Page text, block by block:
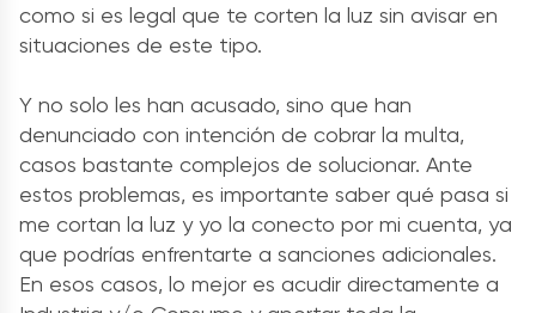
como si es legal que te corten la luz sin avisar en
situaciones de este tipo.
Y no solo les han acusado, sino que han
denunciado con intención de cobrar la multa,
casos bastante complejos de solucionar. Ante
estos problemas, es importante saber qué pasa si
me cortan la luz y yo la conecto por mi cuenta, ya
que podrías enfrentarte a sanciones adicionales.
En esos casos, lo mejor es acudir directamente a